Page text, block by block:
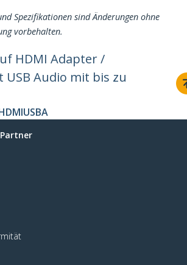
Spezifikationen sind Änderungen ohne
vorbehalten.
HDMI Adapter /
Audio mit bis zu